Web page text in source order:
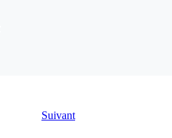
Suivant